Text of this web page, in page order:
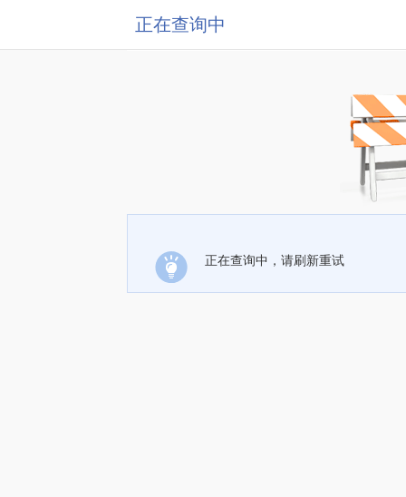
正在查询中
正在查询中，请刷新重试